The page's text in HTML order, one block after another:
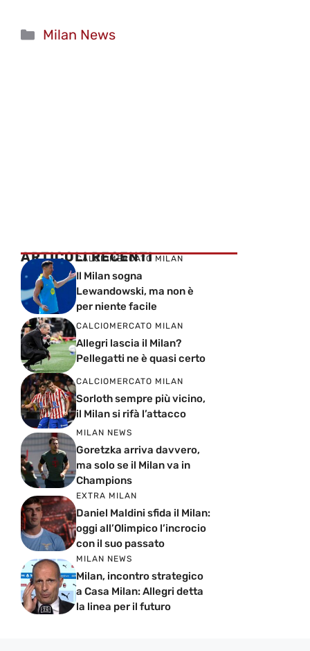
Categorie
Milan News
ARTICOLI RECENTI
CALCIOMERCATO MILAN
Il Milan sogna
Lewandowski, ma non è
per niente facile
CALCIOMERCATO MILAN
Allegri lascia il Milan?
Pellegatti ne è quasi certo
CALCIOMERCATO MILAN
Sorloth sempre più vicino,
il Milan si rifà l’attacco
MILAN NEWS
Goretzka arriva davvero,
ma solo se il Milan va in
Champions
EXTRA MILAN
Daniel Maldini sfida il Milan:
oggi all’Olimpico l’incrocio
con il suo passato
MILAN NEWS
Milan, incontro strategico
a Casa Milan: Allegri detta
la linea per il futuro